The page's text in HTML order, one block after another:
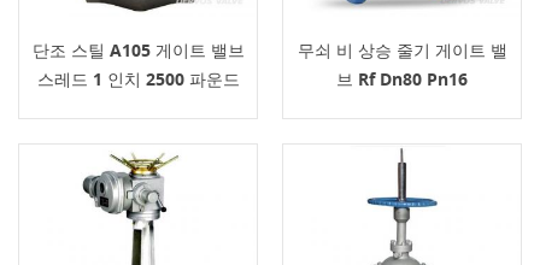
단조 스틸 A105 게이트 밸브
스레드 1 인치 2500 파운드
무쇠 비 상승 줄기 게이트 밸
브 Rf Dn80 Pn16